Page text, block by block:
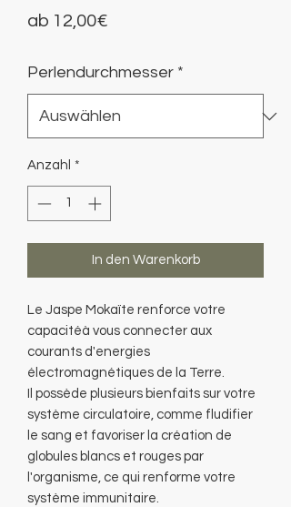
ab 12,00€Sale-
Perlendurchmesser *
Anzahl *
In den Warenkorb
Le Jaspe Mokaïte renforce votre
capacitéà vous connecter aux
courants d'energies
électromagnétiques de la Terre.
Il possède plusieurs bienfaits sur votre
système circulatoire, comme fludifier
le sang et favoriser la création de
globules blancs et rouges par
l'organisme, ce qui renforme votre
système immunitaire.